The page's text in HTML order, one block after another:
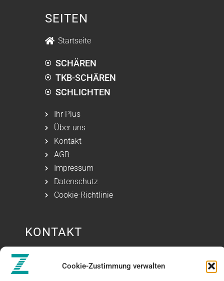
Cookie-Zustimmung verwalten
SEITEN
Startseite
SCHÄREN
TKB-SCHÄREN
SCHLICHTEN
Ihr Plus
Über uns
Kontakt
AGB
Impressum
Datenschutz
Cookie-Richtlinie
KONTAKT